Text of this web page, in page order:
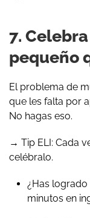
7.
pequeño
El problema de
que les falta por
No hagas eso.
→ Tip ELI: Cada
celébralo.
¿Has
minutos en